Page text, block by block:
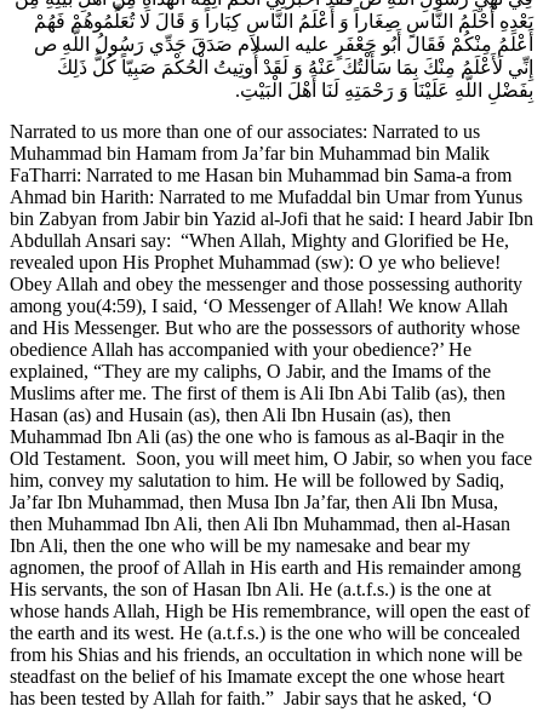
بَعْدِهِ أَحْلَمُ النَّاسِ صِغَاراً وَ أَعْلَمُ النَّاسِ كِبَاراً وَ قَالَ لَا تُعَلِّمُوهُمْ فَهُمْ
أَعْلَمُ مِنْكُمْ فَقَالَ أَبُو جَعْفَرٍ عليه السلام صَدَقَ جَدِّي رَسُولُ اللَّهِ ص
إِنِّي لَأَعْلَمُ مِنْكَ بِمَا سَأَلْتُكَ عَنْهُ وَ لَقَدْ أُوتِيتُ الْحُكْمَ صَبِيّاً كُلُّ ذَلِكَ
بِفَضْلِ اللَّهِ عَلَيْنَا وَ رَحْمَتِهِ لَنَا أَهْلَ الْبَيْتِ.
Narrated to us more than one of our associates: Narrated to us
Muhammad bin Hamam from Ja’far bin Muhammad bin Malik
FaTharri: Narrated to me Hasan bin Muhammad bin Sama-a from
Ahmad bin Harith: Narrated to me Mufaddal bin Umar from Yunus
bin Zabyan from Jabir bin Yazid al-Jofi that he said: I heard Jabir Ibn
Abdullah Ansari say: “When Allah, Mighty and Glorified be He,
revealed upon His Prophet Muhammad (sw): O ye who believe!
Obey Allah and obey the messenger and those possessing authority
among you(4:59), I said, ‘O Messenger of Allah! We know Allah
and His Messenger. But who are the possessors of authority whose
obedience Allah has accompanied with your obedience?’ He
explained, “They are my caliphs, O Jabir, and the Imams of the
Muslims after me. The first of them is Ali Ibn Abi Talib (as), then
Hasan (as) and Husain (as), then Ali Ibn Husain (as), then
Muhammad Ibn Ali (as) the one who is famous as al-Baqir in the
Old Testament. Soon, you will meet him, O Jabir, so when you face
him, convey my salutation to him. He will be followed by Sadiq,
Ja’far Ibn Muhammad, then Musa Ibn Ja’far, then Ali Ibn Musa,
then Muhammad Ibn Ali, then Ali Ibn Muhammad, then al-Hasan
Ibn Ali, then the one who will be my namesake and bear my
agnomen, the proof of Allah in His earth and His remainder among
His servants, the son of Hasan Ibn Ali. He (a.t.f.s.) is the one at
whose hands Allah, High be His remembrance, will open the east of
the earth and its west. He (a.t.f.s.) is the one who will be concealed
from his Shias and his friends, an occultation in which none will be
steadfast on the belief of his Imamate except the one whose heart
has been tested by Allah for faith.” Jabir says that he asked, ‘O